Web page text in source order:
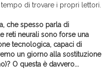
di trovare i propri lettori.
che spesso parla di
reti neurali sono forse una
tecnologica, capaci di
un giorno alla sostituzione
O questa è davvero...